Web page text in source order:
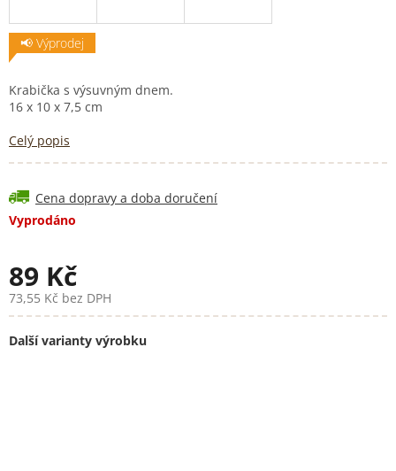
📢 Výprodej
Krabička s výsuvným dnem.
16 x 10 x 7,5 cm
Celý popis
Další varianty výrobku
Vyprodáno
Cena dopravy a doba doručení
89 Kč
73,55 Kč bez DPH
Měrná
cena: